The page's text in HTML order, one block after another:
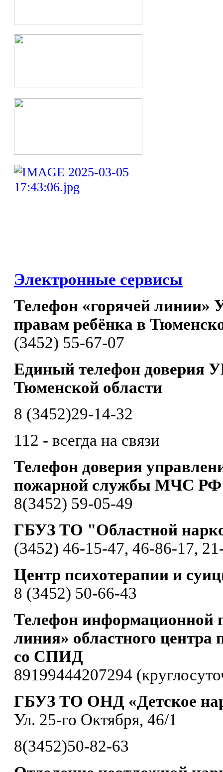
Электронные сервисы
Телефон «горячей линии»
правам ребёнка в
(3452) 55-67-07
Единый телефон доверия
Тюменской области
8 (3452)29-14-32
112 - всегда на связи
Телефон доверия
пожарной службы МЧС РФ
8(3452) 59-05-49
ГБУЗ ТО "Областной
(3452) 46-15-47, 46-86-17,
Центр психотерапии и
8 (3452) 50-66-43
Телефон информационной
линия» областного центра
со СПИД
89199444207294
ГБУЗ ТО ОНД «Детское
Ул. 25-го Октября, 46/1
8(3452)50-82-63